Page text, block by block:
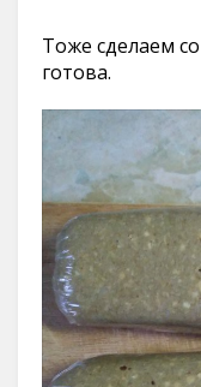
Тоже сделаем
готова.